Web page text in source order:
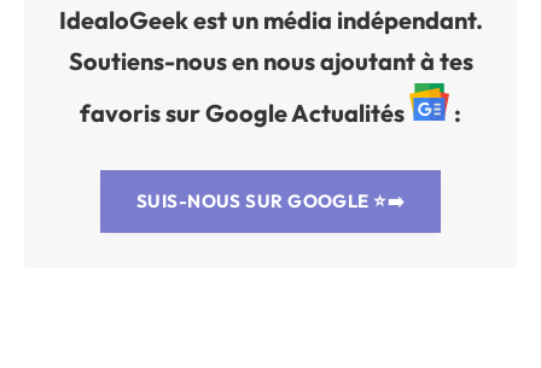
IdealoGeek est un média indépendant.
Soutiens-nous en nous ajoutant à tes
favoris sur Google Actualités
:
SUIS-NOUS SUR GOOGLE ⭐➡️